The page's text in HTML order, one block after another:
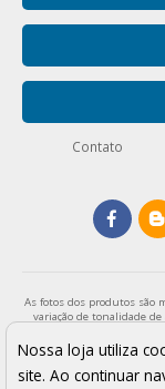
Contato
As fotos dos produtos são
variação de tonalidade
enquanto durar o estoque.
e podem sofrer alterações
Nossa loja utiliza
site. Ao continuar